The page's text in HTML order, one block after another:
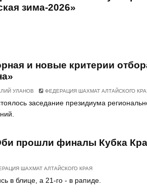
зима-2026»
и новые критерии
УЛАНОВ ФЕДЕРАЦИЯ ШАХМАТ АЛТАЙСКОГО
заседание президиума
прошли финалы Кубка
ШАХМАТ АЛТАЙСКОГО КРАЯ
в блице, а 21-го - в рапиде.